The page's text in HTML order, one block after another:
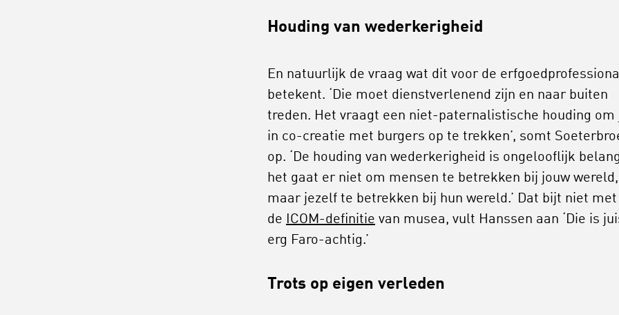
Houding van wederkerigheid
En natuurlijk de vraag wat dit voor de
betekent. ‘Die moet dienstverlenend zijn en naar buiten
treden. Het vraagt een niet-paternalistische houding om
in co-creatie met burgers op te trekken’, somt
op. ‘De houding van wederkerigheid is ongelooflijk
het gaat er niet om mensen te betrekken bij jouw wereld,
maar jezelf te betrekken bij hun wereld.’ Dat bijt niet met
de ICOM-definitie van musea, vult Hanssen aan ‘Die is
erg Faro-achtig.’
Trots op eigen verleden